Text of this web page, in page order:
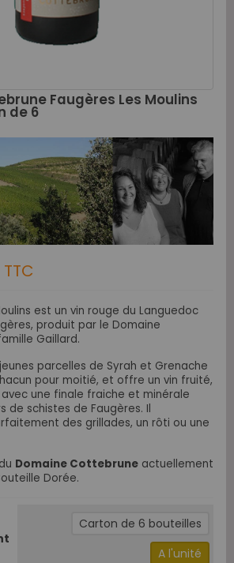
Faugères Les Moulins
de 6
TTC
est un vin rouge du Languedoc
produit par le Domaine
Gaillard.
parcelles de Syrah et Grenache
pour moitié, et offre un vin fruité,
une finale fraiche et minérale
de schistes de Faugères. Il
des grillades, un rôti ou une
Domaine Cottebrune actuellement
Dorée.
Carton de 6 bouteilles
A l'unité